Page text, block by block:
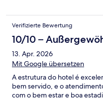
Verifizierte Bewertung
10/10 –
13. Apr. 2026
Mit Google übersetzen
A estrutura do hotel é
bem servido, e o
com o bem estar e boa